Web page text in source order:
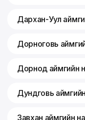
Дархан-Уул
Дорноговь
Дорнод аймгийн
Дундговь
Завхан аймгийн